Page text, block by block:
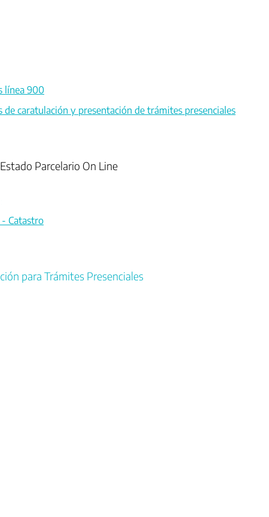
línea 900
de caratulación y presentación de trámites presenciales
Parcelario On Line
- Catastro
para Trámites Presenciales